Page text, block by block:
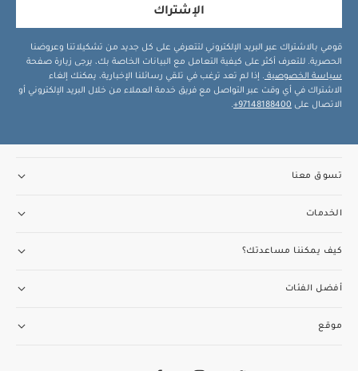
الإشتراك
قومي بالاشتراك عبر البريد الإلكتروني لتتعرفي على كل جديد من تشكيلاتنا وعروضنا
الحصرية. للتعرف أكثر على كيفية التعامل مع البيانات الخاصة بك، يرجى زيارة صفحة
سياسة الخصوصية . إذا لم تعد ترغب في تلقي رسائلنا الإخبارية، يمكنك إلغاء
الاشتراك في أي وقت عبر التواصل مع فريق خدمة العملاء من خلال البريد الإلكتروني أو
الاتصال على 97148188400+
.
تسوق معنا
الخدمات
كيف يمكننا مساعدتك؟
أفضل الفئات
موقع